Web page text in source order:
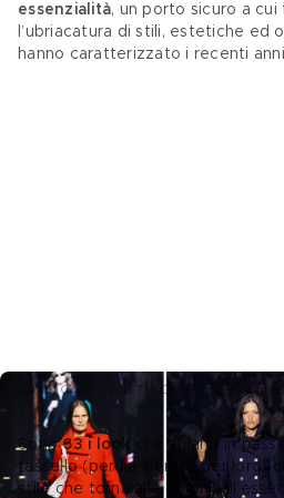
essenzialità, un porto sicuro a
l’ubriacatura di stili, estetiche ed
hanno caratterizzato i recenti
Gucci Cruise 2027 – Credits Getty
Sono 63 i look
che sfilano in
tassello (per lui, per lei, per loro)
stile che torna alle origini,